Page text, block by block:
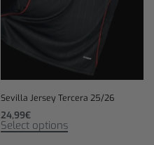
Sevilla Jersey Tercera 25/26
24,99€
Select options